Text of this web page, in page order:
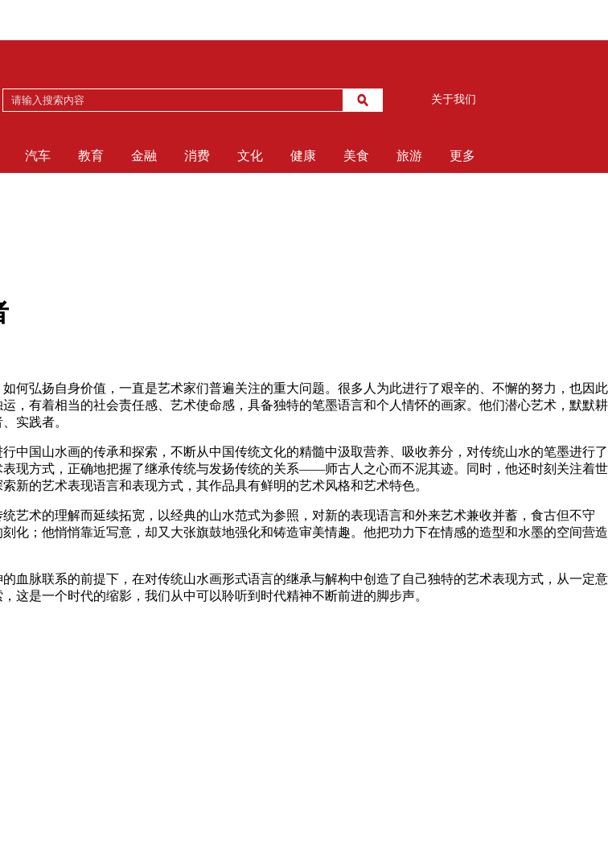
关于我们
汽车 教育 金融 消费 文化 健康 美食 旅游 更多
何弘扬自身价值，一直是艺术家们普遍关注的重大问题。很多人为此进行了艰辛的、不懈的努力，也因此
，有着相当的社会责任感、艺术使命感，具备独特的笔墨语言和个人情怀的画家。他们潜心艺术，默默耕
实践者。
国山水画的传承和探索，不断从中国传统文化的精髓中汲取营养、吸收养分，对传统山水的笔墨进行了
现方式，正确地把握了继承传统与发扬传统的关系——师古人之心而不泥其迹。同时，他还时刻关注着世
新的艺术表现语言和表现方式，其作品具有鲜明的艺术风格和艺术特色。
术的理解而延续拓宽，以经典的山水范式为参照，对新的表现语言和外来艺术兼收并蓄，食古但不守
化；他悄悄靠近写意，却又大张旗鼓地强化和铸造审美情趣。他把功力下在情感的造型和水墨的空间营造
脉联系的前提下，在对传统山水画形式语言的继承与解构中创造了自己独特的艺术表现方式，从一定意
这是一个时代的缩影，我们从中可以聆听到时代精神不断前进的脚步声。